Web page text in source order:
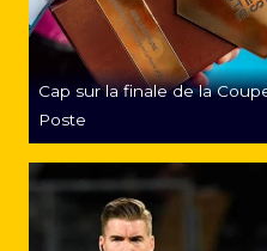
Cap sur la finale de la
Poste